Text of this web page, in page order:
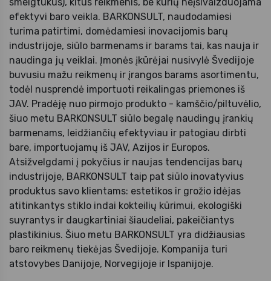
efektyvi baro veikla. BARKONSULT, naudodamiesi
turima patirtimi, domėdamiesi inovacijomis barų
industrijoje, siūlo barmenams ir barams tai, kas nauja ir
naudinga jų veiklai. Įmonės įkūrėjai nusivylė Švedijoje
buvusiu mažu reikmenų ir įrangos barams asortimentu,
todėl nusprendė importuoti reikalingas priemones iš
JAV. Pradėję nuo pirmojo produkto - kamščio/piltuvėlio,
šiuo metu BARKONSULT siūlo begalę naudingų įrankių
barmenams, leidžiančių efektyviau ir patogiau dirbti
bare, importuojamų iš JAV, Azijos ir Europos.
Atsižvelgdami į pokyčius ir naujas tendencijas barų
industrijoje, BARKONSULT taip pat siūlo inovatyvius
produktus savo klientams: estetikos ir grožio idėjas
atitinkantys stiklo indai kokteilių kūrimui, ekologiški
suyrantys ir daugkartiniai šiaudeliai, pakeičiantys
plastikinius. Šiuo metu BARKONSULT yra didžiausias
baro reikmenų tiekėjas Švedijoje. Kompanija turi
atstovybes Danijoje, Norvegijoje ir Ispanijoje.